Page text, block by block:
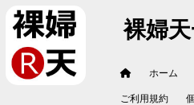
裸婦
ホーム
ご利用規約